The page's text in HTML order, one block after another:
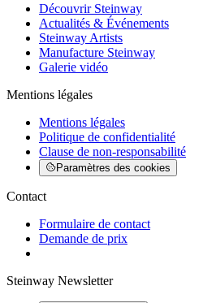
Découvrir Steinway
Actualités & Événements
Steinway Artists
Manufacture Steinway
Galerie vidéo
Mentions légales
Mentions légales
Politique de confidentialité
Clause de non-responsabilité
Paramètres des cookies
Contact
Formulaire de contact
Demande de prix
Steinway Newsletter